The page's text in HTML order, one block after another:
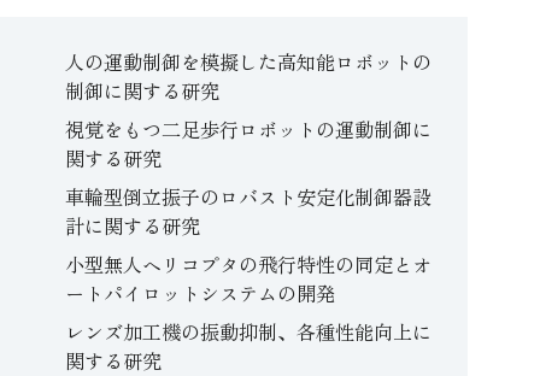
人の運動制御を模擬した高知能ロボットの
制御に関する研究
視覚をもつ二足歩行ロボットの運動制御に
関する研究
車輪型倒立振子のロバスト安定化制御器設
計に関する研究
小型無人ヘリコプタの飛行特性の同定とオ
ートパイロットシステムの開発
レンズ加工機の振動抑制、各種性能向上に
関する研究